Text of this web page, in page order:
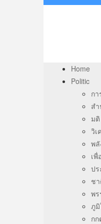
Home
Politic
กา
ส
ม
วิเ
พ
เพื่
ป
ช
พ
ภูมิ
กก